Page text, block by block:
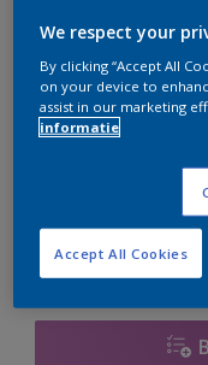
Aantal
Op dit moment is
te bestellen.
de knop hieronder.
We respect your
By clicking “Accept All
on your device to
assist in our marketing
informatie
Accept All Cookies